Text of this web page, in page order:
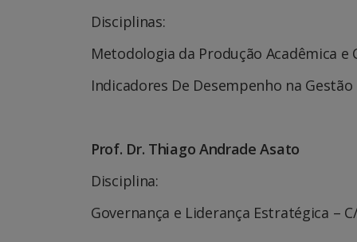
Disciplinas:
Metodologia da Produção Acadêmica e
Indicadores De Desempenho na
Prof. Dr. Thiago Andrade Asato
Disciplina:
Governança e Liderança Estratégica –